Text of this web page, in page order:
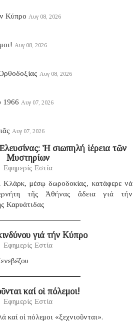
Κύπρο Αυγ 08, 2026
Αυγ 08, 2026
Αυγ 08, 2026
1966 Αυγ 07, 2026
Αυγ 07, 2026
Ἡ σιωπηλή ἱέρεια τῶν
Μυστηρίων
Εφημερίς Εστία
μέσῳ δωροδοκίας, κατάφερε νά
τῆς Ἀθήνας ἄδεια γιά τήν
Καρυάτιδας
γιά τήν Κύπρο
Εφημερίς Εστία
καί οἱ πόλεμοι!
Εφημερίς Εστία
καί οἱ πόλεμοι «ξεχνιοῦνται».